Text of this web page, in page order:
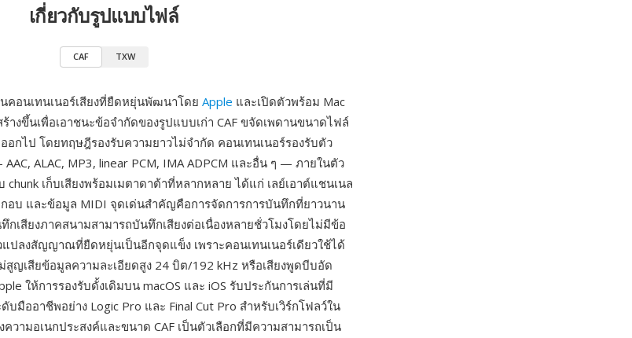
เกี่ยวกับรูปแบบไฟล์
CAF TXW
นคอนเทนเนอร์เสียงที่ยืดหยุ่นพัฒนาโดย Apple และเปิดตัวพร้อม Mac
างขึ้นเพื่อเอาชนะข้อจำกัดของรูปแบบเก่า CAF ขจัดเพดานขนาดไฟล์
ออกไป โดยทฤษฎีรองรับความยาวไม่จำกัด คอนเทนเนอร์รองรับตัว
ALAC, MP3, linear PCM, IMA ADPCM และอื่น ๆ — ภายในตัว
เก็บเสียงพร้อมเมตาดาต้าที่หลากหลาย ได้แก่ เลย์เอาต์แชนเนล
อบ และข้อมูล MIDI จุดเด่นสำคัญคือการจัดการการบันทึกที่ยาวนาน
เสียงภาคสนามสามารถบันทึกเสียงต่อเนื่องหลายชั่วโมงโดยไม่มีข้อ
ปลงสัญญาณที่ยืดหยุ่นเป็นอีกจุดแข็ง เพราะคอนเทนเนอร์เดียวใช้ได้
สูญเสียข้อมูลความละเอียดสูง 24 บิต/192 kHz หรือเสียงพูดบีบอัด
ให้การรองรับดั้งเดิมบน macOS และ iOS รับประกันการเล่นที่มี
บมืออาชีพอย่าง Logic Pro และ Final Cut Pro สำหรับเวิร์กโฟลว์ใน
วามอเนกประสงค์และขนาด CAF เป็นตัวเลือกที่มีความสามารถเป็น